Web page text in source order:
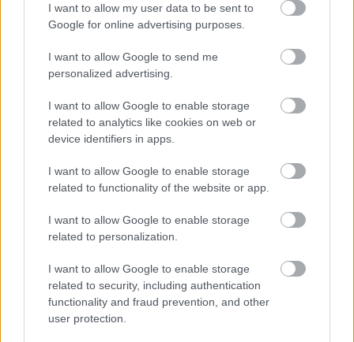
I want to allow my user data to be sent to
Google for online advertising purposes.
I want to allow Google to send me
personalized advertising.
I want to allow Google to enable storage
related to analytics like cookies on web or
device identifiers in apps.
I want to allow Google to enable storage
related to functionality of the website or app.
I want to allow Google to enable storage
related to personalization.
I want to allow Google to enable storage
related to security, including authentication
functionality and fraud prevention, and other
user protection.
Aκολουθήστε μας
παντού…